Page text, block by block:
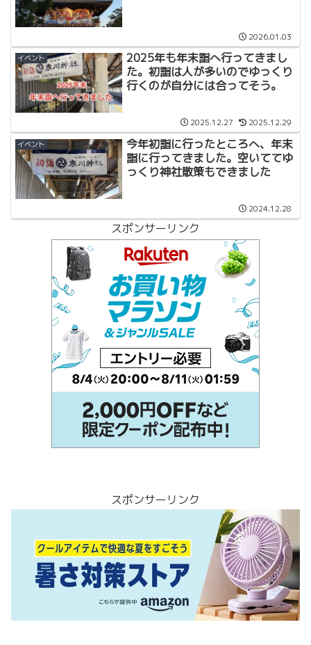
2026.01.03
イベント
2025年も年末詣へ行ってきまし
た。初詣は人が多いのでゆっくり
行くのが自分には合ってそう。
2025.12.27 2025.12.29
イベント
今年初詣に行ったところへ、年末
詣に行ってきました。空いててゆ
っくり神社散策もできました
2024.12.28
スポンサーリンク
スポンサーリンク